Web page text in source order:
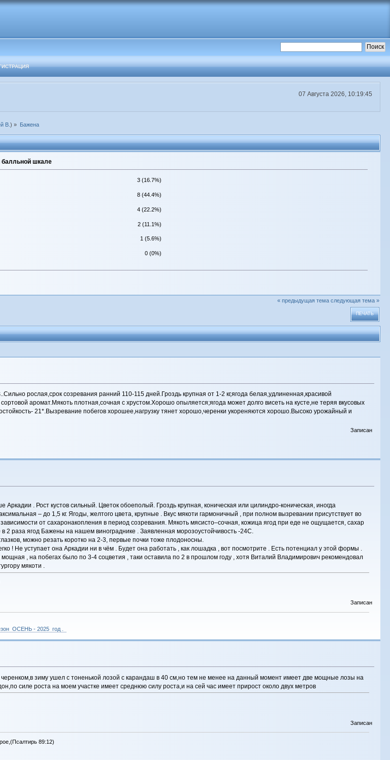
07 Августа 2026, 10:19:45
В.) » Бажена
балльной шкале
3 (16.7%)
8 (44.4%)
4 (22.2%)
2 (11.1%)
1 (5.6%)
0 (0%)
« предыдущая тема следующая тема »
ПЕЧАТЬ
рослая,срок созревания ранний 110-115 дней.Гроздь крупная от 1-2 кг,ягода белая,удлиненная,красивой
аромат.Мякоть плотная,сочная с хрустом.Хорошо опыляется;ягода может долго висеть на кусте,не теряя вкусовых
21*.Вызревание побегов хорошее,нагрузку тянет хорошо,черенки укореняются хорошо.Высоко урожайный и
Записан
. Рост кустов сильный. Цветок обоеполый. Гроздь крупная, коническая или цилиндро-коническая, иногда
– до 1,5 кг. Ягоды, желтого цвета, крупные . Вкус мякоти гармоничный , при полном вызревании присутствует во
от сахаронакопления в период созревания. Мякоть мясисто–сочная, кожица ягод при еде не ощущается, сахар
2 раза ягод Бажены на нашем винограднике . Заявленная морозоустойчивость -24С.
можно резать коротко на 2-3, первые почки тоже плодоносны.
! Не уступает она Аркадии ни в чём . Будет она работать , как лошадка , вот посмотрите . Есть потенциал у этой формы .
, на побегах было по 3-4 соцветия , таки оставила по 2 в прошлом году , хотя Виталий Владимирович рекомендовал
мякоти .
Записан
ОСЕНЬ - 2025 год .
зиму ушел с тоненькой лозой с карандаш в 40 см,но тем не менее на данный момент имеет две мощные лозы на
силе роста на моем участке имеет среднюю силу роста,и на сей час имеет прирост около двух метров
Записан
89:12)